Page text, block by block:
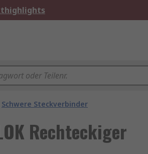
Schwere Steckverbinder
Rechteckiger